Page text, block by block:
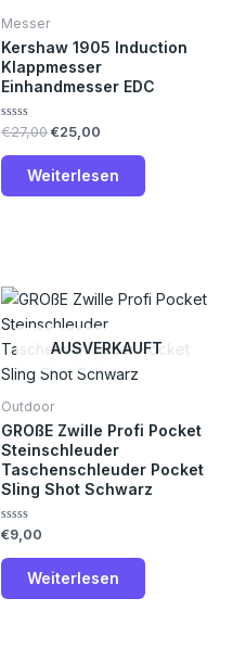
Messer
Kershaw 1905 Induction
Klappmesser
Einhandmesser EDC
Bewertet
0
€27,00 €25,00
Weiterlesen
AUSVERKAUFT
Outdoor
GROßE Zwille Profi Pocket
Steinschleuder
Taschenschleuder Pocket
Sling Shot Schwarz
Bewertet
0
€9,00
Weiterlesen